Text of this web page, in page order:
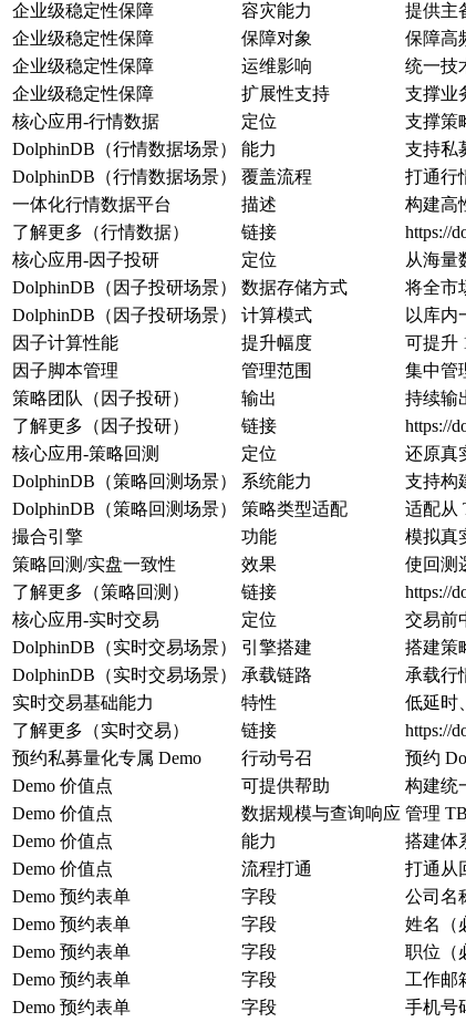
企业级稳定性保障
容灾能力 提供主
企业级稳定性保障
保障对象 保障高
企业级稳定性保障
运维影响 统一技
企业级稳定性保障
扩展性支持 支撑业
核心应用-行情数据
定位 支撑策
DolphinDB（行情数据场景）
能力 支持私
DolphinDB（行情数据场景）
覆盖流程 打通行
一体化行情数据平台
描述 构建高
了解更多（行情数据）
链接 https://
核心应用-因子投研
定位 从海量
DolphinDB（因子投研场景）
数据存储方式 将全市
DolphinDB（因子投研场景）
计算模式 以库内
因子计算性能
提升幅度 可提升
因子脚本管理
管理范围 集中管
策略团队（因子投研）
输出 持续输
了解更多（因子投研）
链接 https://
核心应用-策略回测
定位 还原真
DolphinDB（策略回测场景）
系统能力 支持构
DolphinDB（策略回测场景）
策略类型适配 适配从
撮合引擎
功能 模拟真
策略回测/实盘一致性
效果 使回测
了解更多（策略回测）
链接 https://
核心应用-实时交易
定位 交易前
DolphinDB（实时交易场景）
引擎搭建 搭建策
DolphinDB（实时交易场景）
承载链路 承载行
实时交易基础能力
特性 低延时
了解更多（实时交易）
链接 https://
预约私募量化专属 Demo
行动号召 预约
Demo 价值点
可提供帮助 构建统
Demo 价值点
数据规模与查询响应 管理
Demo 价值点
能力 搭建体
Demo 价值点
流程打通 打通从
Demo 预约表单
字段 公司名
Demo 预约表单
字段 姓名（
Demo 预约表单
字段 职位（
Demo 预约表单
字段 工作邮
Demo 预约表单
字段 手机号